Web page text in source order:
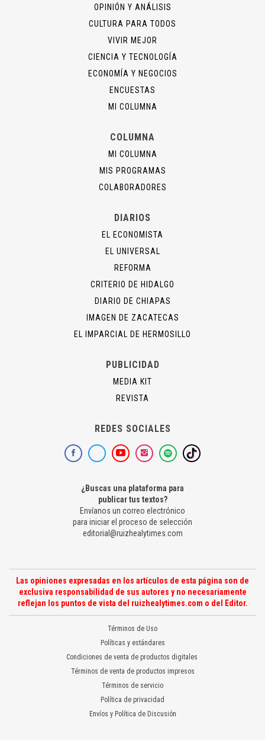
OPINIÓN Y ANÁLISIS
CULTURA PARA TODOS
VIVIR MEJOR
CIENCIA Y TECNOLOGÍA
ECONOMÍA Y NEGOCIOS
ENCUESTAS
MI COLUMNA
COLUMNA
MI COLUMNA
MIS PROGRAMAS
COLABORADORES
DIARIOS
EL ECONOMISTA
EL UNIVERSAL
REFORMA
CRITERIO DE HIDALGO
DIARIO DE CHIAPAS
IMAGEN DE ZACATECAS
EL IMPARCIAL DE HERMOSILLO
PUBLICIDAD
MEDIA KIT
REVISTA
REDES SOCIALES
¿Buscas una plataforma para
publicar tus textos?
Envíanos un correo electrónico
para iniciar el proceso de selección
editorial@ruizhealytimes.com
Las opiniones expresadas en los artículos de esta página son de
exclusiva responsabilidad de sus autores y no necesariamente
reflejan los puntos de vista del ruizhealytimes.com o del Editor.
Términos de Uso
Políticas y estándares
Condiciones de venta de productos digitales
Términos de venta de productos impresos
Términos de servicio
Política de privacidad
Envíos y Política de Discusión